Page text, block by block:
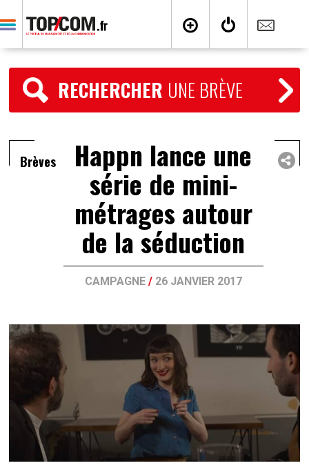
RECHERCHER UNE BRÈVE
Brèves Happn lance une
série de mini-
métrages autour
de la séduction
CAMPAGNE/ 26 JANVIER 2017